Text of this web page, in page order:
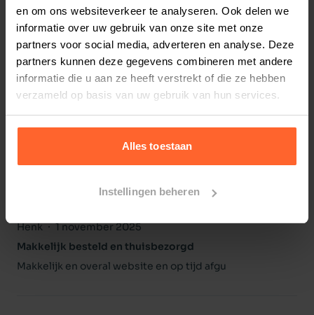
en om ons websiteverkeer te analyseren. Ook delen we
informatie over uw gebruik van onze site met onze
partners voor social media, adverteren en analyse. Deze
partners kunnen deze gegevens combineren met andere
informatie die u aan ze heeft verstrekt of die ze hebben
verzameld op basis van uw gebruik van hun services.
Alles toestaan
Instellingen beheren
1 beoordelingen
2 0beoordelingen
3 0beoordelingen
Miranda
5 november 2025
Netjes verstuurd
ontvangen en lief dat er een snack voor mijn hondjes bij
zat, top geregeld ik ga hier vaker bestellen
Henk
1 november 2025
Makkelijk besteld en thuisbezorgd
Makkelijk en overal website en op tijd afgu